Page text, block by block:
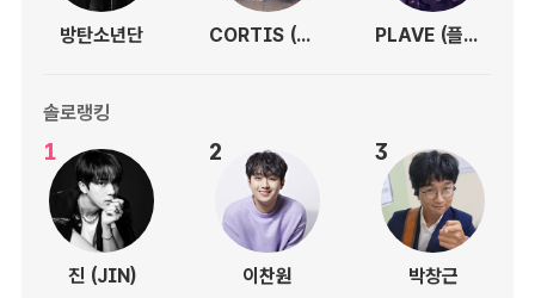
방탄소년단 CORTIS (코르티스) PLAVE (플레이브)
솔로랭킹
1
진 (JIN)
2
이찬원
3
박창근